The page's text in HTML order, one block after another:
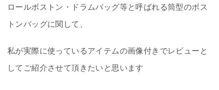
ロールボストン・ドラムバッグ等と呼ばれる筒型のボス
トンバッグに関して、
私が実際に使っているアイテムの画像付きでレビューと
してご紹介させて頂きたいと思います